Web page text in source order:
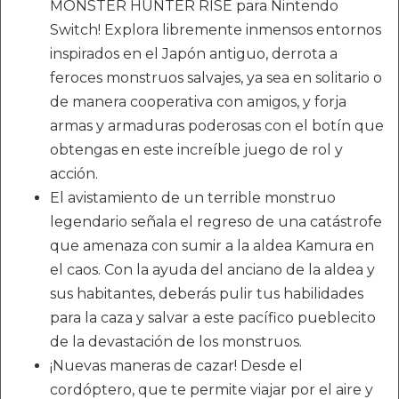
MONSTER HUNTER RISE para Nintendo
Switch! Explora libremente inmensos entornos
inspirados en el Japón antiguo, derrota a
feroces monstruos salvajes, ya sea en solitario o
de manera cooperativa con amigos, y forja
armas y armaduras poderosas con el botín que
obtengas en este increíble juego de rol y
acción.
El avistamiento de un terrible monstruo
legendario señala el regreso de una catástrofe
que amenaza con sumir a la aldea Kamura en
el caos. Con la ayuda del anciano de la aldea y
sus habitantes, deberás pulir tus habilidades
para la caza y salvar a este pacífico pueblecito
de la devastación de los monstruos.
¡Nuevas maneras de cazar! Desde el
cordóptero, que te permite viajar por el aire y